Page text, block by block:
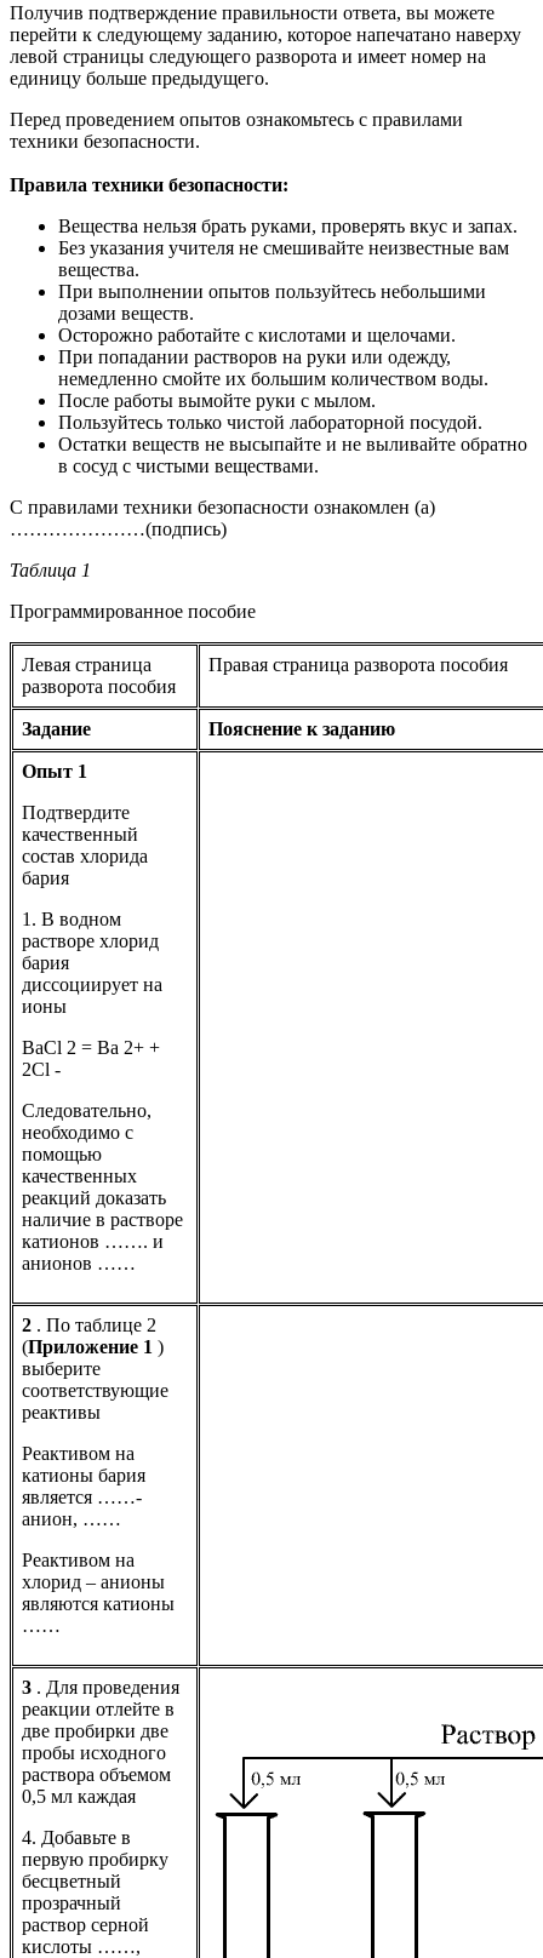
Получив подтверждение правильности ответа, вы можете
перейти к следующему заданию, которое напечатано наверху
левой страницы следующего разворота и имеет номер на
единицу больше предыдущего.
Перед проведением опытов ознакомьтесь с правилами
техники безопасности.
Правила техники безопасности:
Вещества нельзя брать руками, проверять вкус и запах.
Без указания учителя не смешивайте неизвестные вам
вещества.
При выполнении опытов пользуйтесь небольшими
дозами веществ.
Осторожно работайте с кислотами и щелочами.
При попадании растворов на руки или одежду,
немедленно смойте их большим количеством воды.
После работы вымойте руки с мылом.
Пользуйтесь только чистой лабораторной посудой.
Остатки веществ не высыпайте и не выливайте обратно
в сосуд с чистыми веществами.
С правилами техники безопасности ознакомлен (а)
…………………(подпись)
Таблица 1
Программированное пособие
Левая страница
разворота пособия
Правая страница разворота пособия
Задание Пояснение к заданию
Опыт 1
Подтвердите
качественный
состав хлорида
бария
1. В водном
растворе хлорид
бария
диссоциирует на
ионы
BaCl 2 = Ba 2+ +
2Cl -
Следовательно,
необходимо с
помощью
качественных
реакций доказать
наличие в растворе
катионов ……. и
анионов ……
2 . По таблице 2
(Приложение 1 )
выберите
соответствующие
реактивы
Реактивом на
катионы бария
является ……-
анион, ……
Реактивом на
хлорид – анионы
являются катионы
……
3 . Для проведения
реакции отлейте в
две пробирки две
пробы исходного
раствора объемом
0,5 мл каждая
4. Добавьте в
первую пробирку
бесцветный
прозрачный
раствор серной
кислоты ……,